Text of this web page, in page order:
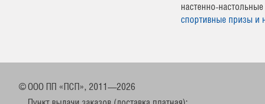
настенно-
спортивные призы и
© ООО ПП «ПСП», 2011—2026